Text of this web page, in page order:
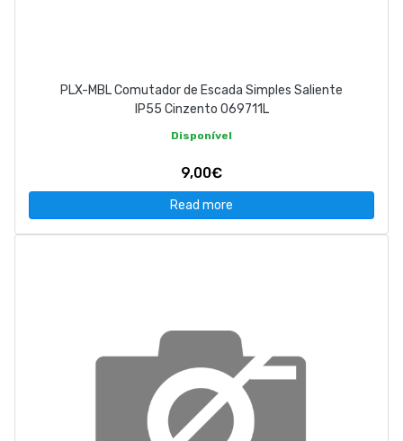
PLX-MBL Comutador de Escada Simples Saliente
IP55 Cinzento 069711L
Disponível
9,00€
Read more